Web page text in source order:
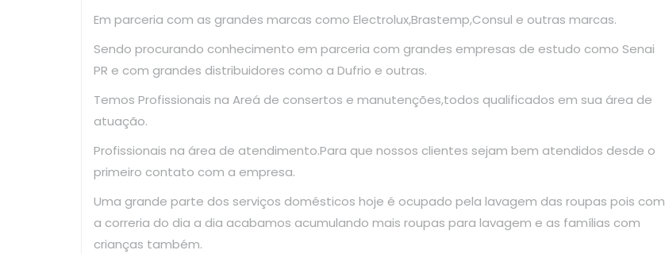
Em parceria com as grandes marcas como Electrolux,Brastemp,Consul e outras marcas.
Sendo procurando conhecimento em parceria com grandes empresas de estudo como Senai
PR e com grandes distribuidores como a Dufrio e outras.
Temos Profissionais na Areá de consertos e manutenções,todos qualificados em sua área de
atuação.
Profissionais na área de atendimento.Para que nossos clientes sejam bem atendidos desde o
primeiro contato com a empresa.
Uma grande parte dos serviços domésticos hoje é ocupado pela lavagem das roupas pois com
a correria do dia a dia acabamos acumulando mais roupas para lavagem e as famílias com
crianças também.